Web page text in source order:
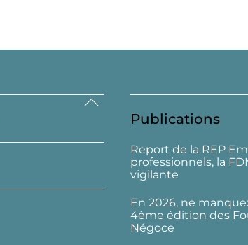
Back
Top
Publications
Report de la REP
professionnels, la
vigilante
En 2026, ne
4ème édition des
Négoce